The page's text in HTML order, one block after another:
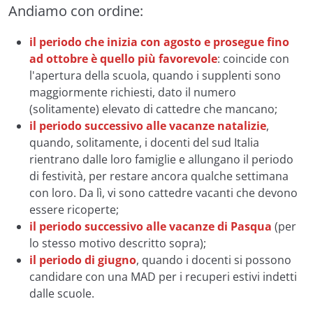
Andiamo con ordine:
il periodo che inizia con agosto e prosegue fino
ad ottobre è quello più favorevole: coincide con
l'apertura della scuola, quando i supplenti sono
maggiormente richiesti, dato il numero
(solitamente) elevato di cattedre che mancano;
il periodo successivo alle vacanze natalizie,
quando, solitamente, i docenti del sud Italia
rientrano dalle loro famiglie e allungano il periodo
di festività, per restare ancora qualche settimana
con loro. Da lì, vi sono cattedre vacanti che devono
essere ricoperte;
il periodo successivo alle vacanze di Pasqua (per
lo stesso motivo descritto sopra);
il periodo di giugno, quando i docenti si possono
candidare con una MAD per i recuperi estivi indetti
dalle scuole.